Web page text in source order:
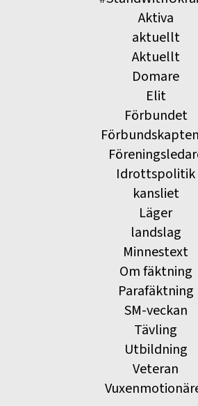
Aktiva
aktuellt
Aktuellt
Domare
Elit
Förbundet
Idrottspolitik
kansliet
Läger
landslag
Minnestext
Om fäktning
Parafäktning
SM-veckan
Tävling
Utbildning
Veteran